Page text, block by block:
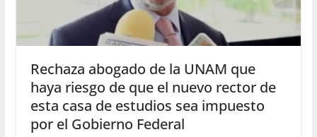
Rechaza abogado de la UNAM que
haya riesgo de que el nuevo rector de
esta casa de estudios sea impuesto
por el Gobierno Federal